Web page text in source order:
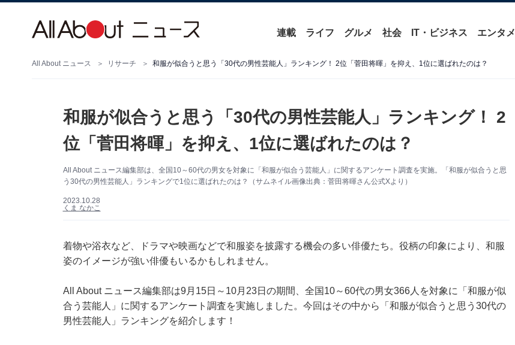
連載 ライフ グルメ 社会 IT・ビジネス エンタメ
All About ニュース リサーチ 和服が似合うと思う「30代の男性芸能人」ランキング！ 2位「菅田将暉」を抑え、1位に選ばれたのは？
和服が似合うと思う「30代の男性芸能人」ランキング！ 2
位「菅田将暉」を抑え、1位に選ばれたのは？
All About ニュース編集部は、全国10～60代の男女を対象に「和服が似合う芸能人」に関するアンケート調査を実施。「和服が似合うと思
う30代の男性芸能人」ランキングで1位に選ばれたのは？（サムネイル画像出典：菅田将暉さん公式Xより）
2023.10.28
くま なかこ
着物や浴衣など、ドラマや映画などで和服姿を披露する機会の多い俳優たち。役柄の印象により、和服
姿のイメージが強い俳優もいるかもしれません。
All About ニュース編集部は9月15日～10月23日の期間、全国10～60代の男女366人を対象に「和服が似
合う芸能人」に関するアンケート調査を実施しました。今回はその中から「和服が似合うと思う30代の
男性芸能人」ランキングを紹介します！